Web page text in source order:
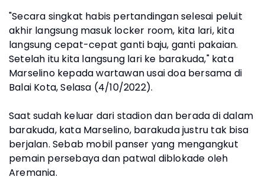
"Secara singkat habis pertandingan selesai peluit
akhir langsung masuk locker room, kita lari, kita
langsung cepat-cepat ganti baju, ganti pakaian.
Setelah itu kita langsung lari ke barakuda," kata
Marselino kepada wartawan usai doa bersama di
Balai Kota, Selasa (4/10/2022).
Saat sudah keluar dari stadion dan berada di dalam
barakuda, kata Marselino, barakuda justru tak bisa
berjalan. Sebab mobil panser yang mengangkut
pemain persebaya dan patwal diblokade oleh
Aremania.